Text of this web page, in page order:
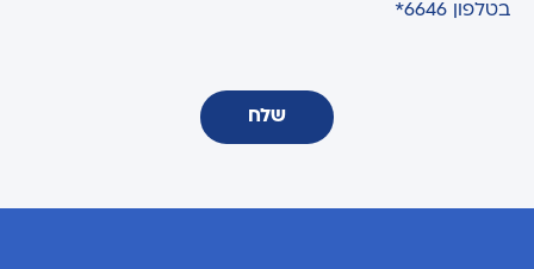
בטלפון 6646*
שלח